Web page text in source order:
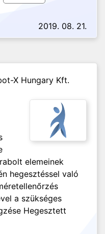
2019. 08. 21.
X Hungary Kft.
elemeinek
hegesztéssel való
a szükséges
Hegesztett